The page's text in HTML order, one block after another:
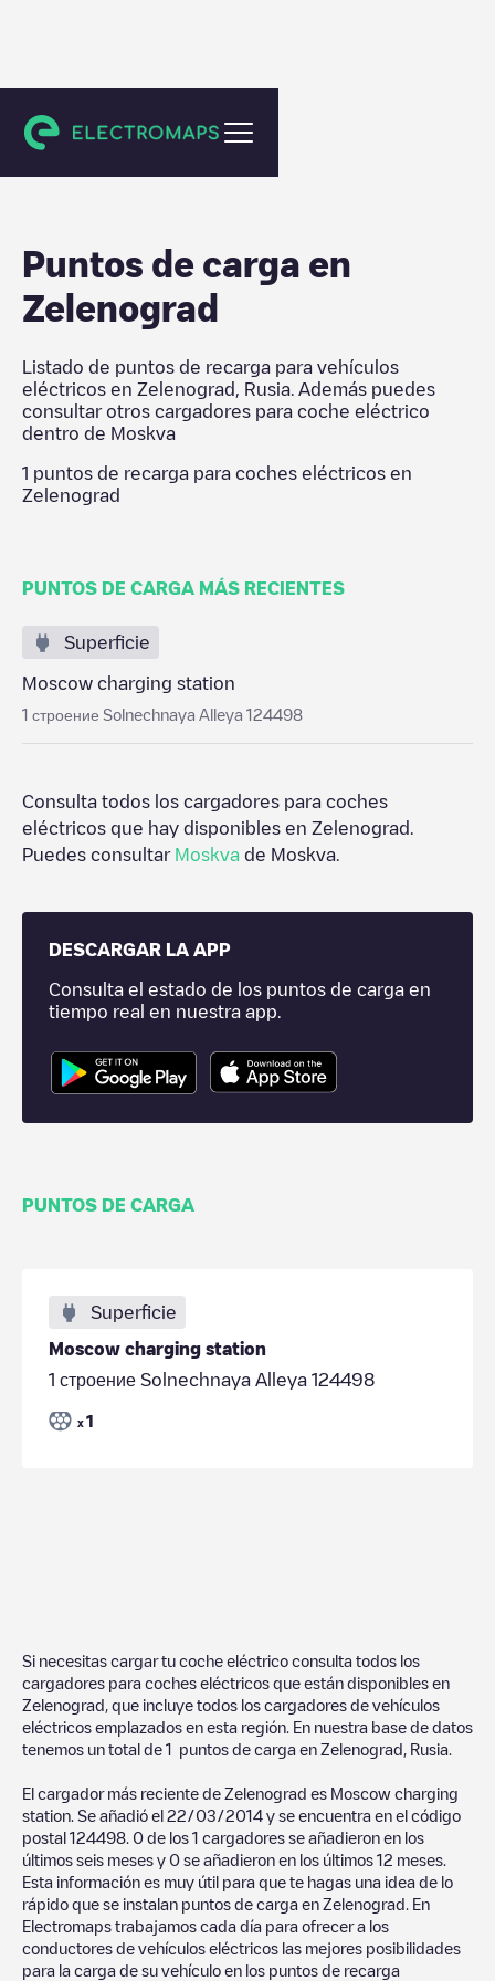
Moskva
Puntos de carga en
Zelenograd
Listado de puntos de recarga para vehículos
eléctricos en Zelenograd Rusia . Además puedes
consultar otros cargadores para coche eléctrico
dentro de Moskva
1 puntos de recarga para coches eléctricos en
Zelenograd
PUNTOS DE CARGA MÁS RECIENTES
Superficie
Moscow charging station
1 строение Solnechnaya Alleya 124498
Consulta todos los cargadores para coches
eléctricos que hay disponibles en Zelenograd
Puedes consultar Moskva de Moskva
DESCARGAR LA APP
Consulta el estado de los puntos de carga en
tiempo real en nuestra app.
PUNTOS DE CARGA
Superficie
Moscow charging station
1 строение Solnechnaya Alleya 124498
x 1
Si necesitas cargar tu coche eléctrico consulta todos los
cargadores para coches eléctricos que están disponibles en
Zelenograd , que incluye todos los cargadores de vehículos
eléctricos emplazados en esta región. En nuestra base de datos
tenemos un total de 1 puntos de carga en Zelenograd Rusia
El cargador más reciente de Zelenograd es Moscow charging
station . Se añadió el 22/03/2014 y se encuentra en el código
postal 124498 0 de los 1 cargadores se añadieron en los
últimos seis meses y 0 se añadieron en los últimos 12 meses.
Esta información es muy útil para que te hagas una idea de lo
rápido que se instalan puntos de carga en Zelenograd . En
Electromaps trabajamos cada día para ofrecer a los
conductores de vehículos eléctricos las mejores posibilidades
para la carga de su vehículo en los puntos de recarga